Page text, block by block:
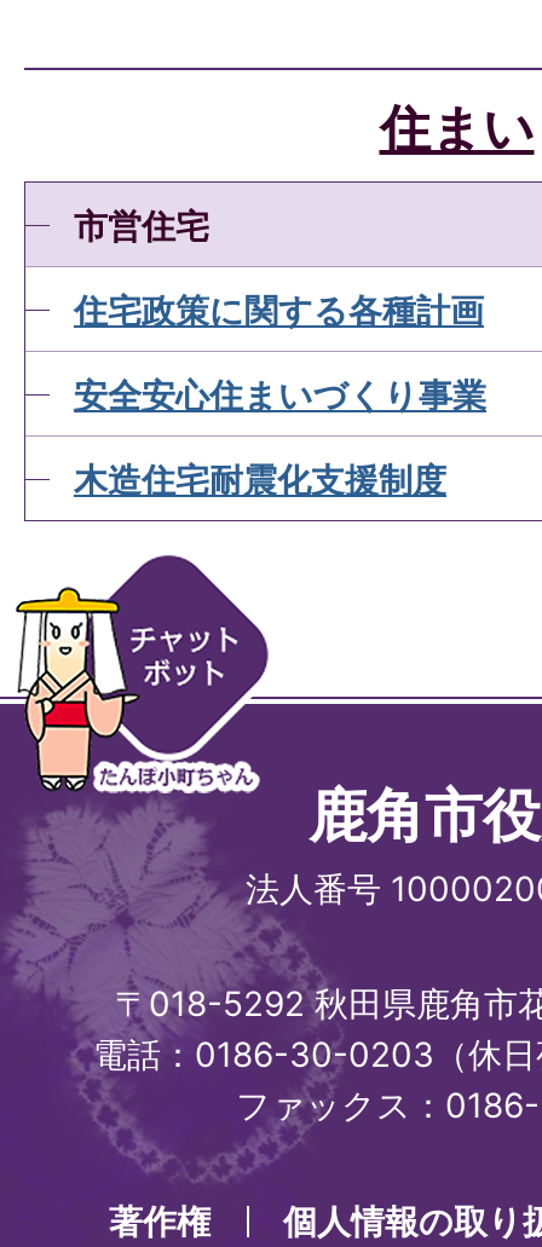
住まい
市営住宅
住宅政策に関する各種計画
安全安心住まいづくり事業
木造住宅耐震化支援制度
鹿角市
法人番号
〒018-5292 秋田県鹿角市
電話：0186-30-0203（休
ファックス：
著作権 個人情報の取り